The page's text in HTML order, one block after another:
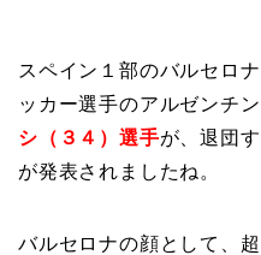
スペイン１部のバルセロ
ッカー選手のアルゼンチ
シ（３４）選手が、退団
が発表されましたね。
バルセロナの顔として、